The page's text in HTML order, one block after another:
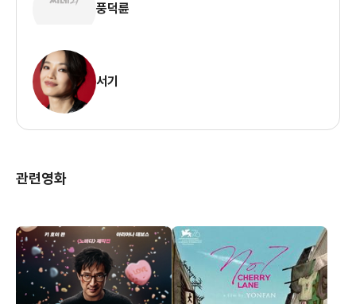
풍덕륜
서기
관련영화